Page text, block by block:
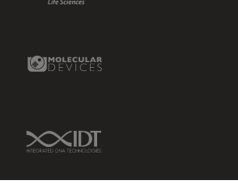
Molecular Devices Link
IDT Link